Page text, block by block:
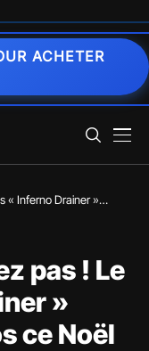
ACHETER
« Inferno Drainer »
pas ! Le
»
ce Noël